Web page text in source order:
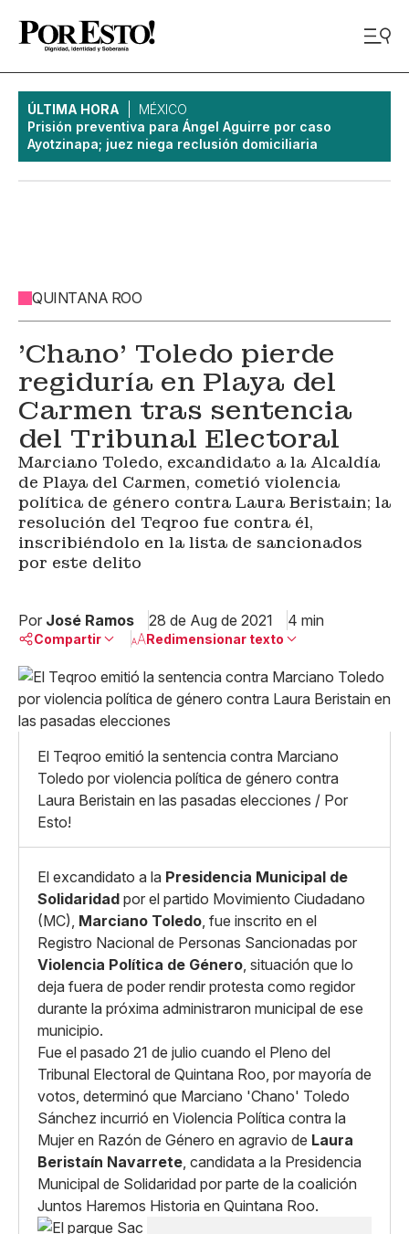
ÚLTIMA HORA
MÉXICO
Prisión preventiva para Ángel Aguirre por caso
Ayotzinapa; juez niega reclusión domiciliaria
QUINTANA ROO
'Chano' Toledo pierde
regiduría en Playa del
Carmen tras sentencia
del Tribunal Electoral
Marciano Toledo, excandidato a la Alcaldía
de Playa del Carmen, cometió violencia
política de género contra Laura Beristain; la
resolución del Teqroo fue contra él,
inscribiéndolo en la lista de sancionados
por este delito
Por José Ramos 28 de Aug de 2021 4 min
Compartir
Linkedin
Facebook
X
Whatsapp
Copiar enlace
Redimensionar texto
Pequeño
Mediano
El Teqroo emitió la sentencia contra Marciano
Toledo por violencia política de género contra
Laura Beristain en las pasadas elecciones / Por
Esto!
El excandidato a la Presidencia Municipal de
Solidaridad por el partido Movimiento Ciudadano
(MC), Marciano Toledo, fue inscrito en el
Registro Nacional de Personas Sancionadas por
Violencia Política de Género, situación que lo
deja fuera de poder rendir protesta como regidor
durante la próxima administraron municipal de ese
municipio.
Fue el pasado 21 de julio cuando el Pleno del
Tribunal Electoral de Quintana Roo, por mayoría de
votos, determinó que Marciano 'Chano' Toledo
Sánchez incurrió en Violencia Política contra la
Mujer en Razón de Género en agravio de Laura
Beristaín Navarrete, candidata a la Presidencia
Municipal de Solidaridad por parte de la coalición
Juntos Haremos Historia en Quintana Roo.